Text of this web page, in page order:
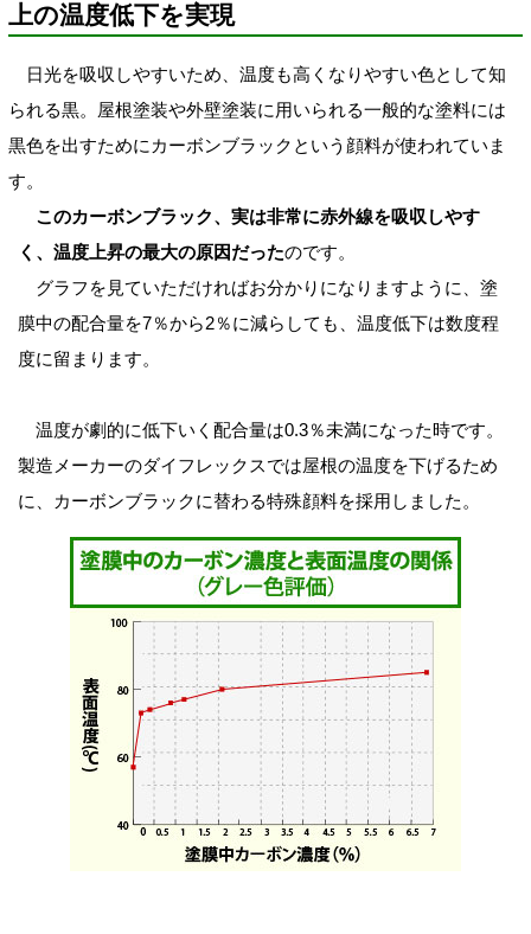
上の温度低下を実現
日光を吸収しやすいため、温度も高くなりやすい色として知
られる黒。屋根塗装や外壁塗装に用いられる一般的な塗料には
黒色を出すためにカーボンブラックという顔料が使われていま
す。
このカーボンブラック、実は非常に赤外線を吸収しやす
く、温度上昇の最大の原因だったのです。
グラフを見ていただければお分かりになりますように、塗
膜中の配合量を7％から2％に減らしても、温度低下は数度程
度に留まります。
温度が劇的に低下いく配合量は0.3％未満になった時です。
製造メーカーのダイフレックスでは屋根の温度を下げるため
に、カーボンブラックに替わる特殊顔料を採用しました。